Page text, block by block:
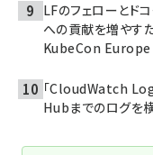
LFのフェローとド
への貢献を増やす
KubeCon
「CloudWatch
Hubまでのログを